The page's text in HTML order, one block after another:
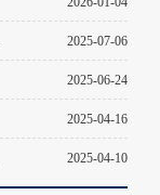
2025-07-06
2025-06-24
2025-04-16
2025-04-10